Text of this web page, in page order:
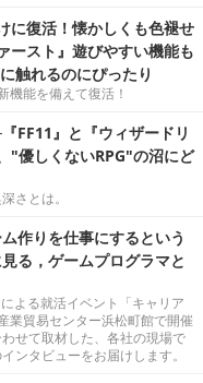
に復活！懐かしくも色褪せ
ースト』遊びやすい機能も
触れるのにぴったり
機能を備えて復活！
FF11』と『ウィザードリ
"優しくないRPG"の沼にど
さとは。
作りを仕事にするという
る，ゲームプログラマと
よる就活イベント「キャリア
業貿易センター浜松町館で開催
せて取材した、各社の現場で
ンタビューをお届けします。